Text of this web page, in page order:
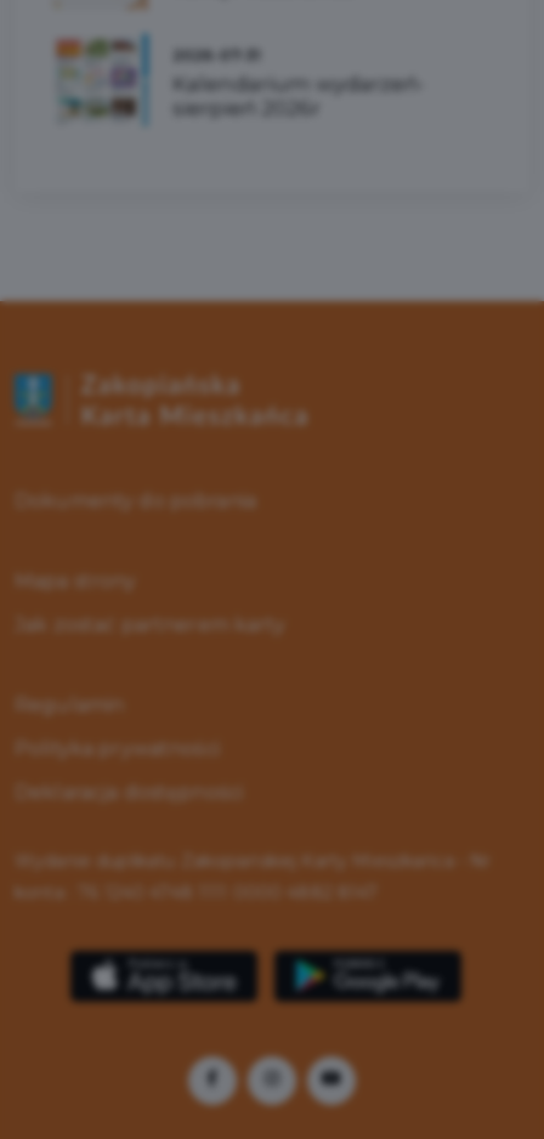
2026-07-31
Kalendarium wydarzeń-
sierpień 2026r
Dokumenty do pobrania
Mapa strony
Jak zostać partnerem karty
Regulamin
Polityka prywatności
Deklaracja dostępności
Wydanie duplikatu Zakopiańskiej Karty Mieszkańca - Nr